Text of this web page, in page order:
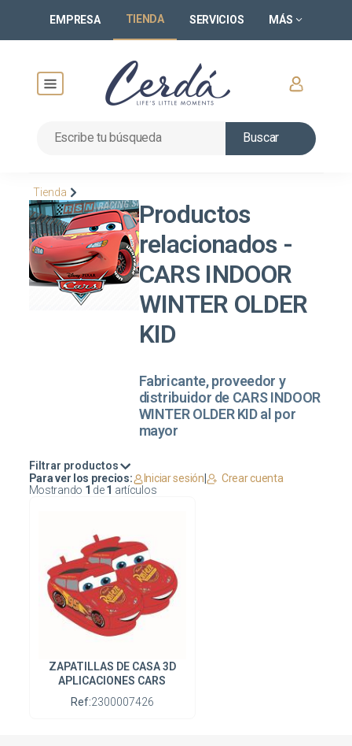
EMPRESA TIENDA SERVICIOS MÁS
Buscar
Tienda
Productos
relacionados -
CARS INDOOR
WINTER OLDER
KID
Fabricante, proveedor y
distribuidor de CARS INDOOR
WINTER OLDER KID al por
mayor
Filtrar productos
Mostrando 1 de1 artículos
Para ver los precios: Iniciar sesión Crear cuenta
ZAPATILLAS DE CASA 3D
APLICACIONES CARS
Ref:2300007426